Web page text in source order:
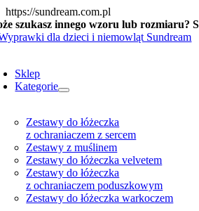
https://sundream.com.pl
to
content
szukasz innego wzoru lub rozmiaru?
Sklep
Kategorie
Zestawy do łóżeczka
z ochraniaczem z sercem
Zestawy z muślinem
Zestawy do łóżeczka velvetem
Zestawy do łóżeczka
z ochraniaczem poduszkowym
Zestawy do łóżeczka warkoczem